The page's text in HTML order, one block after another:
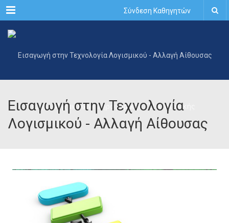
Menu Σύνδεση Καθηγητών
Εισαγωγή στην Τεχνολογία
Λογισμικού - Αλλαγή Αίθουσας